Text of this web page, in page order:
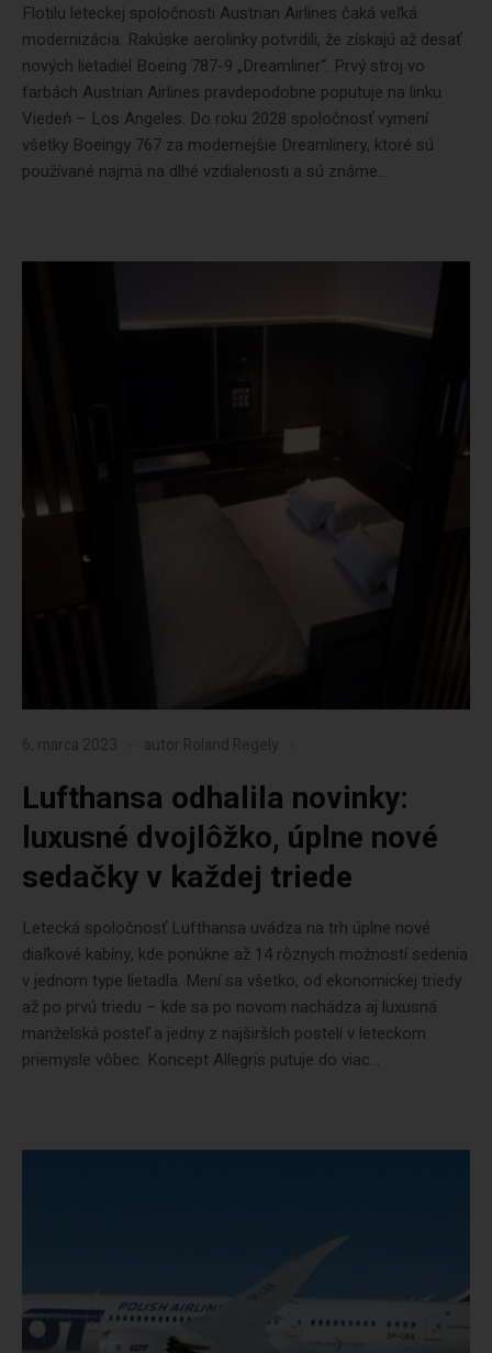
Flotilu leteckej spoločnosti Austrian Airlines čaká veľká
modernizácia. Rakúske aerolinky potvrdili, že získajú až desať
nových lietadiel Boeing 787-9 „Dreamliner“. Prvý stroj vo
farbách Austrian Airlines pravdepodobne poputuje na linku
Viedeň – Los Angeles. Do roku 2028 spoločnosť vymení
všetky Boeingy 767 za modernejšie Dreamlinery, ktoré sú
používané najmä na dlhé vzdialenosti a sú známe...
6. marca 2023 autor Roland Regely
Lufthansa odhalila novinky:
luxusné dvojlôžko, úplne nové
sedačky v každej triede
Letecká spoločnosť Lufthansa uvádza na trh úplne nové
diaľkové kabíny, kde ponúkne až 14 rôznych možností sedenia
v jednom type lietadla. Mení sa všetko, od ekonomickej triedy
až po prvú triedu – kde sa po novom nachádza aj luxusná
manželská posteľ a jedny z najširších postelí v leteckom
priemysle vôbec. Koncept Allegris putuje do viac...